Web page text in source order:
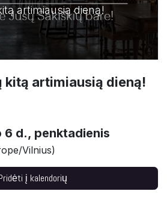
artimiausią dieną!
kitą artimiausią dieną!
6 d., penktadienis
Vilnius)
į kalendorių